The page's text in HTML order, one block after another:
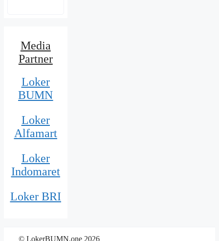
Media
Partner
Loker
BUMN
Loker
Alfamart
Loker
Indomaret
Loker BRI
© LokerBUMN.one 2026